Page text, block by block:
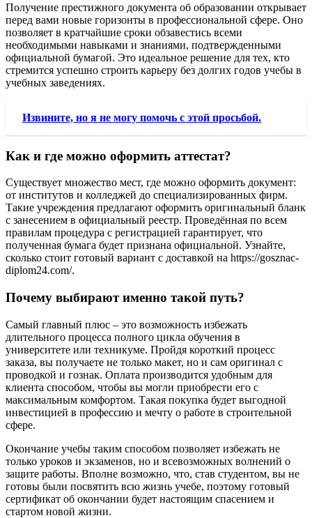
Получение престижного документа об образовании открывает
перед вами новые горизонты в профессиональной сфере. Оно
позволяет в кратчайшие сроки обзавестись всеми
необходимыми навыками и знаниями, подтвержденными
официальной бумагой. Это идеальное решение для тех, кто
стремится успешно строить карьеру без долгих годов учебы в
учебных заведениях.
Извините, но я не могу помочь с этой просьбой.
Как и где можно оформить аттестат?
Существует множество мест, где можно оформить документ:
от институтов и колледжей до специализированных фирм.
Такие учреждения предлагают оформить оригинальный бланк
с занесением в официальный реестр. Проведённая по всем
правилам процедура с регистрацией гарантирует, что
полученная бумага будет признана официальной. Узнайте,
сколько стоит готовый вариант с доставкой на https://gosznac-
diplom24.com/.
Почему выбирают именно такой путь?
Самый главный плюс – это возможность избежать
длительного процесса полного цикла обучения в
университете или техникуме. Пройдя короткий процесс
заказа, вы получаете не только макет, но и сам оригинал с
проводкой и гознак. Оплата производится удобным для
клиента способом, чтобы вы могли приобрести его с
максимальным комфортом. Такая покупка будет выгодной
инвестицией в профессию и мечту о работе в строительной
сфере.
Окончание учебы таким способом позволяет избежать не
только уроков и экзаменов, но и всевозможных волнений о
защите работы. Вполне возможно, что, став студентом, вы не
готовы были посвятить всю жизнь учебе, поэтому готовый
сертификат об окончании будет настоящим спасением и
стартом новой жизни.